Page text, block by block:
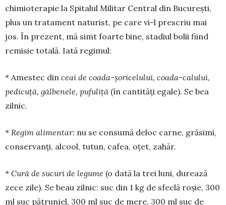
chimioterapie la Spitalul Militar Central din București,
plus un trata­ment naturist, pe care vi-l prescriu mai
jos. În prezent, mă simt foarte bine, stadiul bolii fiind
remisie totală. Iată regimul:
* Amestec din ceai de coada-șoricelului, coa­da-calului,
pedicuță, gălbenele, pufuliță (în cantități egale). Se bea
zilnic.
* Regim alimentar: nu se consumă deloc carne, gră­simi,
conservanți, alcool, tutun, cafea, oțet, zahăr.
* Cură de su­curi de legume (o dată la trei luni, durează
zece zile). Se beau zilnic: suc din 1 kg de sfeclă roșie, 300
ml suc pătrunjel, 300 ml suc de mere, 300 ml suc de